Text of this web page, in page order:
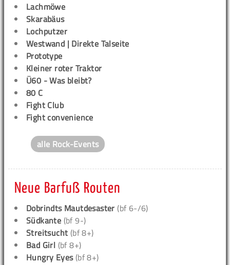
Lachmöwe
Skarabäus
Lochputzer
Westwand | Direkte Talseite
Prototype
Kleiner roter Traktor
Ü60 - Was bleibt?
80 C
Fight Club
Fight convenience
alle Rock-Events
Neue Barfuß Routen
Dobrindts Mautdesaster (bf 6-/6)
Südkante (bf 9-)
Streitsucht (bf 8+)
Bad Girl (bf 8+)
Hungry Eyes(bf 8+)